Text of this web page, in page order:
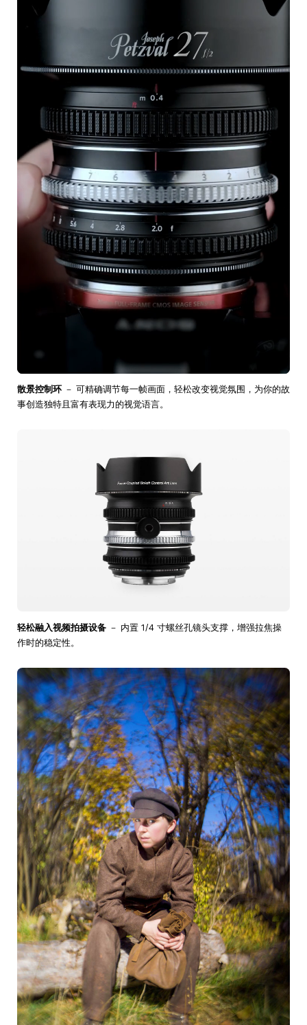
散景控制环 － 可精确调节每一帧画面，轻松改变视觉氛围，为你的故
事创造独特且富有表现力的视觉语言。
轻松融入视频拍摄设备 － 内置 1/4 寸螺丝孔镜头支撑，增强拉焦操
作时的稳定性。